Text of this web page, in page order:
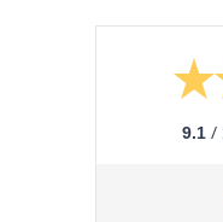
9.1 /